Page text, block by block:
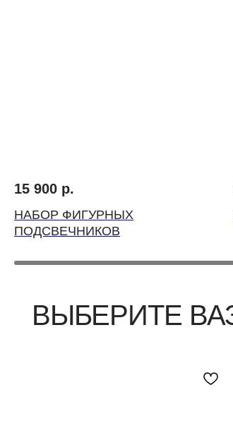
15 900 р.
НАБОР ФИГУРНЫХ
ПОДСВЕЧНИКОВ